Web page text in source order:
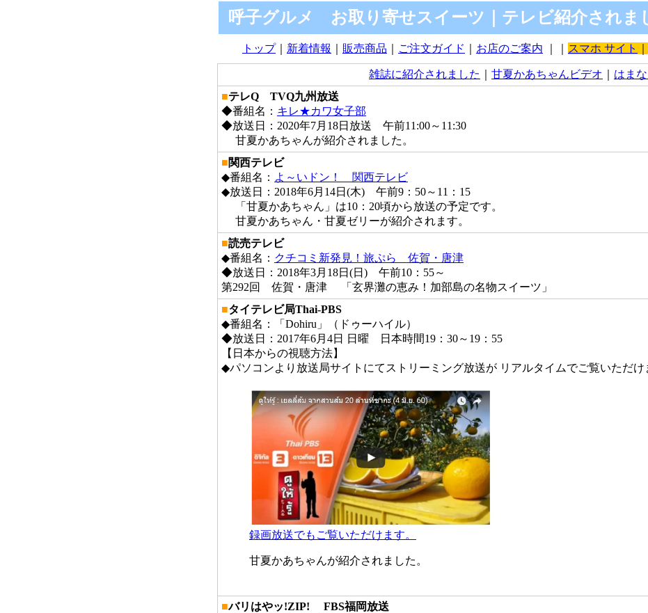
呼子グルメ お取り寄せスイーツ｜テレビ紹介されま
トップ｜ 新着情報 販売商品 ご注文ガイド お店のご案内 スマホ サイト
雑誌に紹介されました 甘夏かあちゃんビデオ
はま
■テレQ TVQ九州放送
◆番組名： キレ★カワ女子部
◆放送日：2020年7月18日放送 午前11:00～11:30
甘夏かあちゃんが紹介されました。
■関西テレビ
◆番組名： よ～いドン！ 関西テレビ
◆放送日：2018年6月14日(木) 午前9：50～11：15
「甘夏かあちゃん」は10：20頃から放送の予定です。
甘夏かあちゃん・甘夏ゼリーが紹介されます。
■読売テレビ
◆番組名： クチコミ新発見！旅ぷら 佐賀・唐津
◆放送日：2018年3月18日(日) 午前10：55～
第292回 佐賀・唐津 「玄界灘の恵み！加部島の名物スイーツ」
■タイテレビ局Thai-PBS
◆番組名：「Dohiru」（ドゥーハイル）
◆放送日：2017年6月4日 日曜 日本時間19：30～19：55
【日本からの視聴方法】
◆パソコンより放送局サイトにてストリーミング放送が リアルタイムでご覧いただけ
録画放送でもご覧いただけます。
甘夏かあちゃんが紹介されました。
■バリはやッ!ZIP! FBS福岡放送